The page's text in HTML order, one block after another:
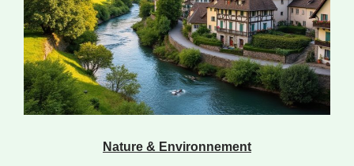
Nature & Environnement